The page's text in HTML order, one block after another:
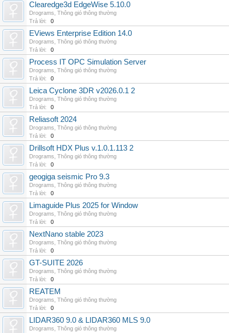
Clearedge3d EdgeWise 5.10.0
Drograms Thông gió thông thường
Trả lời:
0
EViews Enterprise Edition 14.0
Drograms Thông gió thông thường
Trả lời:
0
Process IT OPC Simulation Server
Drograms Thông gió thông thường
Trả lời:
0
Leica Cyclone 3DR v2026.0.1 2
Drograms Thông gió thông thường
Trả lời:
0
Reliasoft 2024
Drograms Thông gió thông thường
Trả lời:
0
Drillsoft HDX Plus v.1.0.1.113 2
Drograms Thông gió thông thường
Trả lời:
0
geogiga seismic Pro 9.3
Drograms Thông gió thông thường
Trả lời:
0
Limaguide Plus 2025 for Window
Drograms Thông gió thông thường
Trả lời:
0
NextNano stable 2023
Drograms Thông gió thông thường
Trả lời:
0
GT-SUITE 2026
Drograms Thông gió thông thường
Trả lời:
0
REATEM
Drograms Thông gió thông thường
Trả lời:
0
LIDAR360 9.0 & LIDAR360 MLS 9.0
Drograms Thông gió thông thường